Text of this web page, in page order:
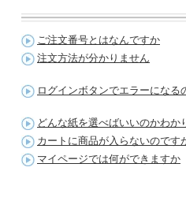
ご注文番号とはなんですか
注文方法が分かりません
ログインボタンでエラーになる
どんな紙を選べばいいのかわか
カートに商品が入らないのです
マイページでは何ができますか